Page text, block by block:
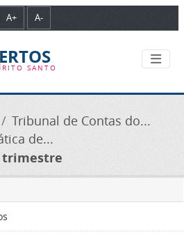
A+ A-
SANTO
Tribunal de Contas do...
de...
trimestre